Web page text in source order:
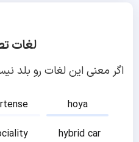
لغات
اگر معنی این لغات رو بلد
hoya
hybrid car